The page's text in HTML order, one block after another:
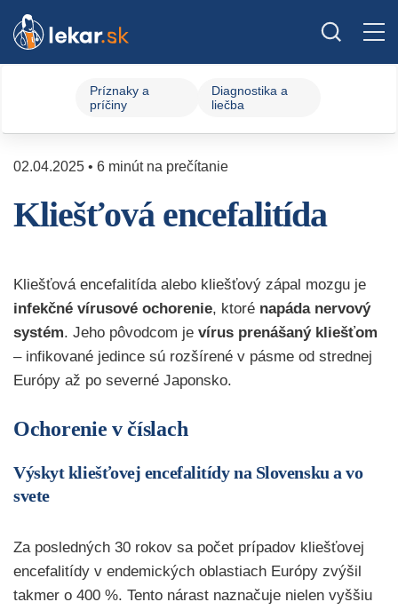
Príznaky a
príčiny
Diagnostika a
liečba
02.04.2025 • 6 minút na prečítanie
Kliešťová encefalitída
Kliešťová encefalitída alebo kliešťový zápal mozgu je
infekčné vírusové ochorenie, ktoré napáda nervový
systém. Jeho pôvodcom je vírus prenášaný kliešťom
– infikované jedince sú rozšírené v pásme od strednej
Európy až po severné Japonsko.
Ochorenie v číslach
Výskyt kliešťovej encefalitídy na Slovensku a vo
svete
Za posledných 30 rokov sa počet prípadov kliešťovej
encefalitídy v endemických oblastiach Európy zvýšil
takmer o 400 %. Tento nárast naznačuje nielen vyššiu